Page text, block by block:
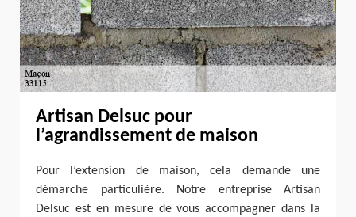
Artisan Delsuc pour
l’agrandissement de maison
Pour l’extension de maison, cela demande une
démarche particulière. Notre entreprise Artisan
Delsuc est en mesure de vous accompagner dans la